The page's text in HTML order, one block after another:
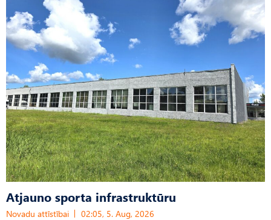
Atjauno sporta infrastruktūru
Novadu attīstībai 02:05, 5. Aug, 2026